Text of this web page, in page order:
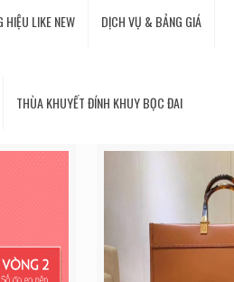
HIỆU LIKE NEW DỊCH VỤ & BẢNG GIÁ
THÙA KHUYẾT ĐÍNH KHUY BỌC ĐAI